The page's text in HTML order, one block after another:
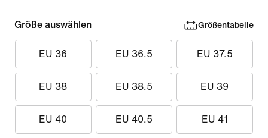
Größe auswählen Größentabelle
EU 36 EU 36.5 EU 37.5
EU 38 EU 38.5 EU 39
EU 40 EU 40.5 EU 41